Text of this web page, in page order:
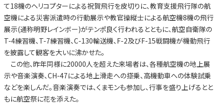
て18機のヘリコプターによる祝賀飛行を皮切りに、教育支援飛行隊の航
空機による災害派遣時の行動展示や教官操縦士による航空機8機の飛行
展示(通称明野レインボー)がテンポ良く行われるとともに、航空自衛隊の
T-4練習機、T-7練習機、C-130輸送機、F-2及びF-15戦闘機が機動飛行
を披露して観客を大いに沸かせた。
この他、昨年同様に20000人を超えた来場者は、各種航空機の地上展
示や音楽演奏、CH-47による地上滑走への搭乗、高機動車への体験試乗
などを楽しんだ。音楽演奏では、くまモンも参加し、行事を盛り上げるとと
もに航空祭に花を添えた。